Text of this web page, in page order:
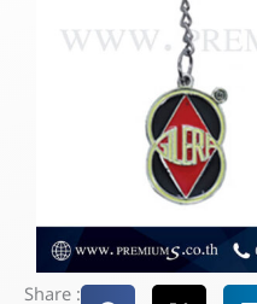
Share :